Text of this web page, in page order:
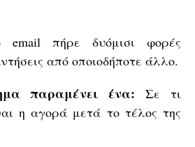
email πήρε δυόμισι φορές
από οποιοδήποτε άλλο.
παραμένει ένα: Σε τι
η αγορά μετά το τέλος της